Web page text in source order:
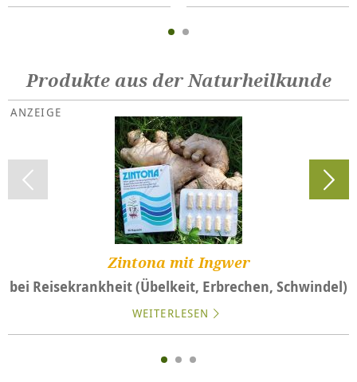
Produkte aus der Naturheilkunde
Zintona mit Ingwer
bei Reisekrankheit (Übelkeit, Erbrechen, Schwindel)
WEITERLESEN